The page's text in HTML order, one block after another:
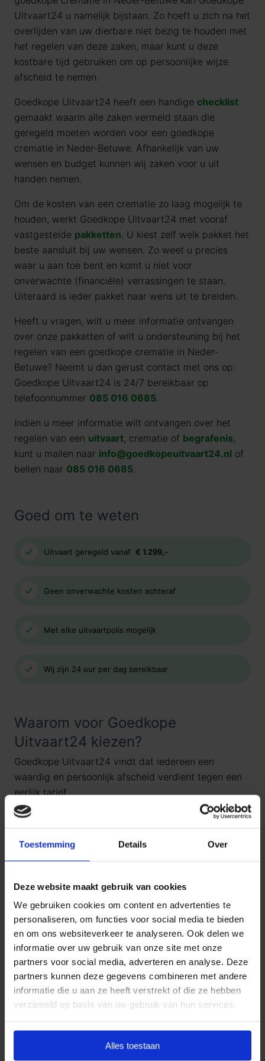
Toestemming Details Over
Deze website maakt gebruik van cookies
We gebruiken cookies om content en advertenties te
personaliseren, om functies voor social media te bieden
en om ons websiteverkeer te analyseren. Ook delen we
informatie over uw gebruik van onze site met onze
partners voor social media, adverteren en analyse. Deze
partners kunnen deze gegevens combineren met andere
informatie die u aan ze heeft verstrekt of die ze hebben
verzameld op basis van uw gebruik van hun services.
Alles toestaan
Uitvaart24 u namelijk bijstaan. Zo hoeft u zich na het
overlijden van uw dierbare niet bezig te houden met
het regelen van deze zaken, maar kunt u deze
kostbare tijd gebruiken om op persoonlijke wijze
afscheid te nemen.
Goedkope Uitvaart24 heeft een handige checklist
gemaakt waarin alle zaken vermeld staan die
geregeld moeten worden voor een goedkope
crematie in Neder-Betuwe. Afhankelijk van uw
wensen en budget kunnen wij zaken voor u uit
handen nemen.
Om de kosten van een crematie zo laag mogelijk te
houden, werkt Goedkope Uitvaart24 met vooraf
vastgestelde pakketten. U kiest zelf welk pakket het
beste aansluit bij uw wensen. Zo weet u precies
waar u aan toe bent en komt u niet voor
onverwachte (financiële) verrassingen te staan.
Uiteraard is ieder pakket naar wens uit te breiden.
Heeft u vragen, wilt u meer informatie ontvangen
over onze pakketten of wilt u ondersteuning bij het
regelen van een goedkope crematie in Neder-
Betuwe? Neemt u dan gerust contact met ons op.
Goedkope Uitvaart24 is 24/7 bereikbaar op
telefoonnummer 085 016 0685.
Indien u meer informatie wilt ontvangen over het
regelen van een uitvaart, crematie of begrafenis,
kunt u mailen naar info@goedkopeuitvaart24.nl of
bellen naar 085 016 0685.
Goed om te weten
Uitvaart geregeld vanaf € 1.299,-
Geen onverwachte kosten achteraf
Met elke uitvaartpolis mogelijk
Wij zijn 24 uur per dag bereikbaar
Waarom voor Goedkope
Uitvaart24 kiezen?
Goedkope Uitvaart24 vindt dat iedereen een
waardig en persoonlijk afscheid verdient tegen een
eerlijk tarief.
Daarom kiezen wij ervoor standaard te werken met
jarenlange ervaring bieden wij uitvaartpakketten die
aansluiten bij de meest voorkomende
en de daarbij behorende (eerlijke) prijzen. U betaalt
op deze manier alleen voor datgene wat u wilt
afnemen en wat past binnen uw budget. Indien u dit
wenst, kunt u deze pakketten uitbreiden.
Door met vaste uitvaartpakketten te werken, kan
Goedkope Uitvaart24 u een goed verzorgde en
waardige crematie in Neder-Betuwe tegen een
eerlijk tarief garanderen.
ontvangen? Goedkope Uitvaart24 is 24 uur per dag